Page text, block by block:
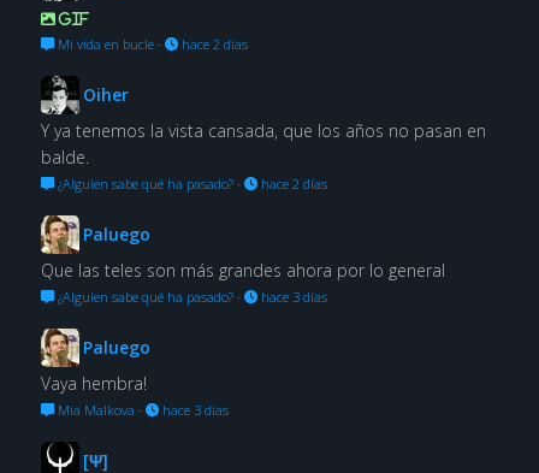
GIF
Mi vida en bucle· hace 2 días
Oiher
Y ya tenemos la vista cansada, que los años no pasan en
balde.
¿Alguien sabe qué ha pasado?· hace 2 días
Paluego
Que las teles son más grandes ahora por lo general
¿Alguien sabe qué ha pasado?· hace 3 días
Paluego
Vaya hembra!
Mia Malkova · hace 3 días
[Ψ]